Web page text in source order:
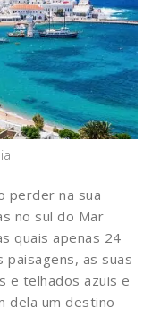
perder na sua
no sul do Mar
quais apenas 24
paisagens, as suas
e telhados azuis e
dela um destino